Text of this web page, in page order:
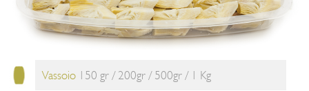
Vassoio 150 gr / 200gr / 500gr / 1 Kg